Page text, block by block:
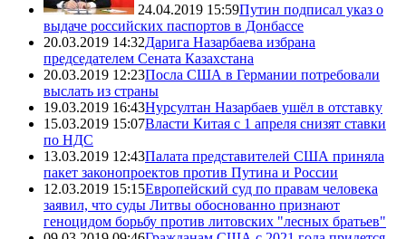
24.04.2019 15:59Путин подписал указ о
выдаче российских паспортов в Донбассе
20.03.2019 14:32Дарига Назарбаева избрана
председателем Сената Казахстана
20.03.2019 12:23Посла США в Германии потребовали
выслать из страны
19.03.2019 16:43Нурсултан Назарбаев ушёл в отставку
15.03.2019 15:07Власти Китая с 1 апреля снизят ставки
по НДС
13.03.2019 12:43Палата представителей США приняла
пакет законопроектов против Путина и России
12.03.2019 15:15Европейский суд по правам человека
заявил, что суды Литвы обоснованно признают
геноцидом борьбу против литовских "лесных братьев"